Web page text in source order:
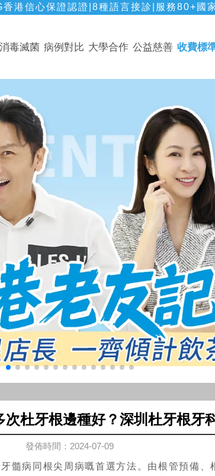
港信心保證認證|8種語言接診|服務80+國
消毒滅菌 病例對比 大學合作 公益慈善 收費標
次杜牙根邊種好？深圳杜牙根牙
發佈時間：2024-07-09
病同根尖周病嘅首選方法。由根管預備、